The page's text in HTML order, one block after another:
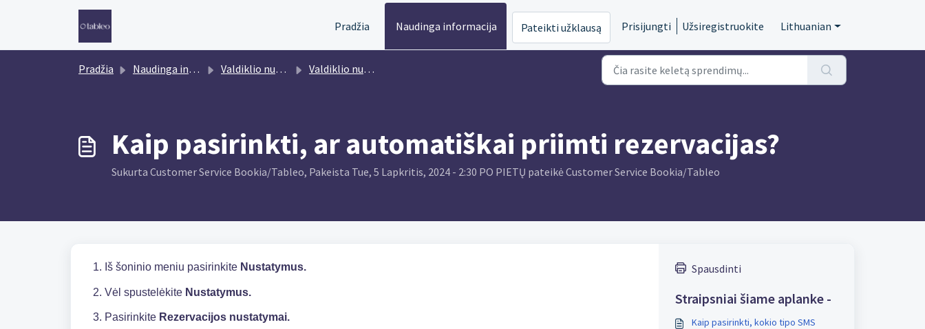
Pereiti prie pagrindinio turinio
Pradžia
Naudinga informacija Pateikti užklausą Prisijungti Užsiregistruokite Lithuanian
Pradžia Naudinga informacija Valdiklio nustatymai Valdiklio nustatymai
Kaip pasirinkti, ar automatiškai priimti rezervacijas?
Sukurta Customer Service Bookia/Tableo, Pakeista Tue, 5 Lapkritis, 2024 - 2:30 PO PIETŲ pateikė Customer Service Bookia/Tableo
1. Iš šoninio meniu pasirinkite Nustatymus.
2. Vėl spustelėkite Nustatymus.
3. Pasirinkite Rezervacijos nustatymai.
Spausdinti
Straipsniai šiame aplanke -
Kaip pasirinkti, kokio tipo SMS